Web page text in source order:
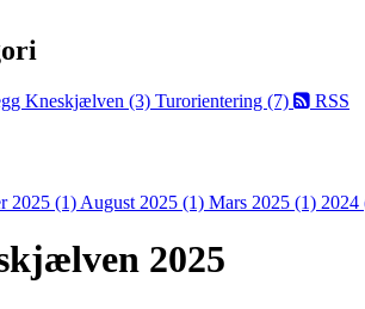
Kneskjælven (3) Turorientering (7) RSS
2025 (1) August 2025 (1) Mars 2025 (1) 2024
2025